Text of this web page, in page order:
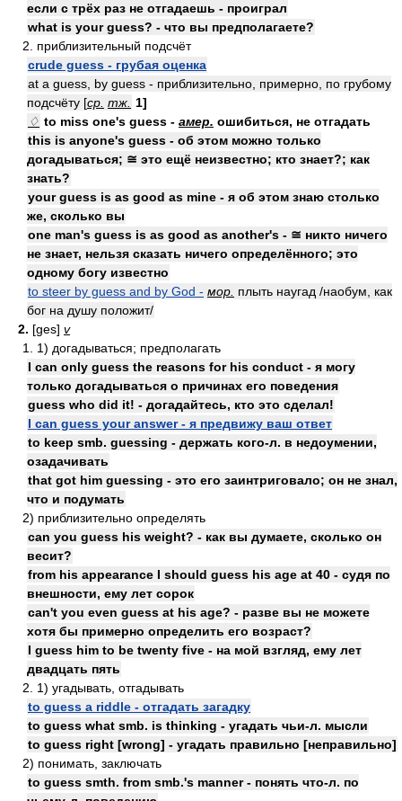
если с трёх раз не отгадаешь - проиграл
what is your guess? - что вы предполагаете?
2. приблизительный подсчёт
crude guess - грубая оценка
at a guess, by guess - приблизительно, примерно, по грубому
подсчёту [ср. тж.
1]
♢ to miss one's guess - амер. ошибиться, не отгадать
this is anyone's guess - об этом можно только
догадываться; ≅ это ещё неизвестно; кто знает?; как
знать?
your guess is as good as mine - я об этом знаю столько
же, сколько вы
one man's guess is as good as another's - ≅ никто ничего
не знает, нельзя сказать ничего определённого; это
одному богу известно
to steer by guess and by God - мор. плыть наугад /наобум, как
бог на душу положит/
2. [ges] v
1. 1) догадываться; предполагать
I can only guess the reasons for his conduct - я могу
только догадываться о причинах его поведения
guess who did it! - догадайтесь, кто это сделал!
I can guess your answer - я предвижу ваш ответ
to keep smb. guessing - держать кого-л. в недоумении,
озадачивать
that got him guessing - это его заинтриговало; он не знал,
что и подумать
2) приблизительно определять
can you guess his weight? - как вы думаете, сколько он
весит?
from his appearance I should guess his age at 40 - судя по
внешности, ему лет сорок
can't you even guess at his age? - разве вы не можете
хотя бы примерно определить его возраст?
I guess him to be twenty five - на мой взгляд, ему лет
двадцать пять
2. 1) угадывать, отгадывать
to guess a riddle - отгадать загадку
to guess what smb. is thinking - угадать чьи-л. мысли
to guess right [wrong] - угадать правильно [неправильно]
2) понимать, заключать
to guess smth. from smb.'s manner - понять что-л. по